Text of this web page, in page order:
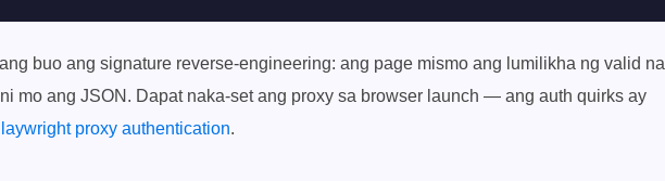
buo ang signature reverse-engineering: ang page mismo ang lumilikha ng valid na
mo ang JSON. Dapat naka-set ang proxy sa browser launch — ang auth quirks ay
proxy authentication.